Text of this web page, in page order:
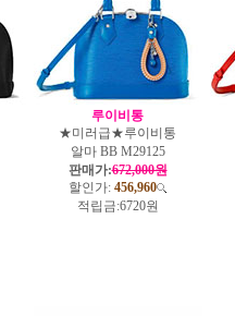
루이비통
★미러급★루이비통
알마 BB M29125
판매가:672,000원
할인가: 456,960
적립금:6720원